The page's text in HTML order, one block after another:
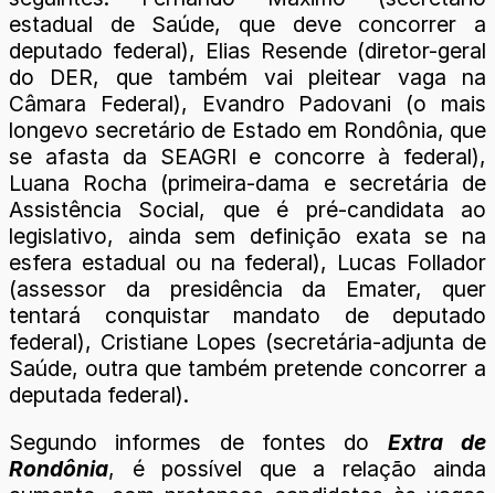
estadual de Saúde, que deve concorrer a
deputado federal), Elias Resende (diretor-geral
do DER, que também vai pleitear vaga na
Câmara Federal), Evandro Padovani (o mais
longevo secretário de Estado em Rondônia, que
se afasta da SEAGRI e concorre à federal),
Luana Rocha (primeira-dama e secretária de
Assistência Social, que é pré-candidata ao
legislativo, ainda sem definição exata se na
esfera estadual ou na federal), Lucas Follador
(assessor da presidência da Emater, quer
tentará conquistar mandato de deputado
federal), Cristiane Lopes (secretária-adjunta de
Saúde, outra que também pretende concorrer a
deputada federal).
Segundo informes de fontes do Extra de
Rondônia, é possível que a relação ainda